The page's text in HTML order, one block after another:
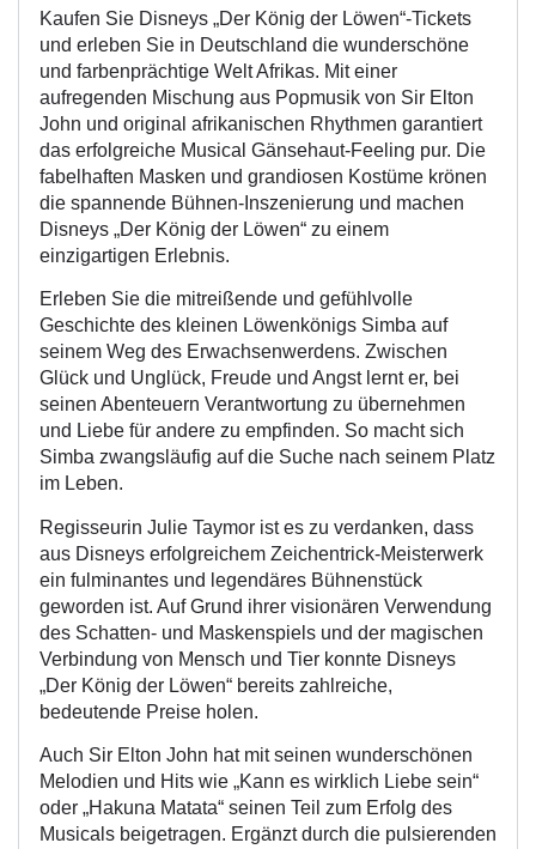
Kaufen Sie Disneys „Der König der Löwen“-Tickets
und erleben Sie in Deutschland die wunderschöne
und farbenprächtige Welt Afrikas. Mit einer
aufregenden Mischung aus Popmusik von Sir Elton
John und original afrikanischen Rhythmen garantiert
das erfolgreiche Musical Gänsehaut-Feeling pur. Die
fabelhaften Masken und grandiosen Kostüme krönen
die spannende Bühnen-Inszenierung und machen
Disneys „Der König der Löwen“ zu einem
einzigartigen Erlebnis.
Erleben Sie die mitreißende und gefühlvolle
Geschichte des kleinen Löwenkönigs Simba auf
seinem Weg des Erwachsenwerdens. Zwischen
Glück und Unglück, Freude und Angst lernt er, bei
seinen Abenteuern Verantwortung zu übernehmen
und Liebe für andere zu empfinden. So macht sich
Simba zwangsläufig auf die Suche nach seinem Platz
im Leben.
Regisseurin Julie Taymor ist es zu verdanken, dass
aus Disneys erfolgreichem Zeichentrick-Meisterwerk
ein fulminantes und legendäres Bühnenstück
geworden ist. Auf Grund ihrer visionären Verwendung
des Schatten- und Maskenspiels und der magischen
Verbindung von Mensch und Tier konnte Disneys
„Der König der Löwen“ bereits zahlreiche,
bedeutende Preise holen.
Auch Sir Elton John hat mit seinen wunderschönen
Melodien und Hits wie „Kann es wirklich Liebe sein“
oder „Hakuna Matata“ seinen Teil zum Erfolg des
Musicals beigetragen. Ergänzt durch die pulsierenden